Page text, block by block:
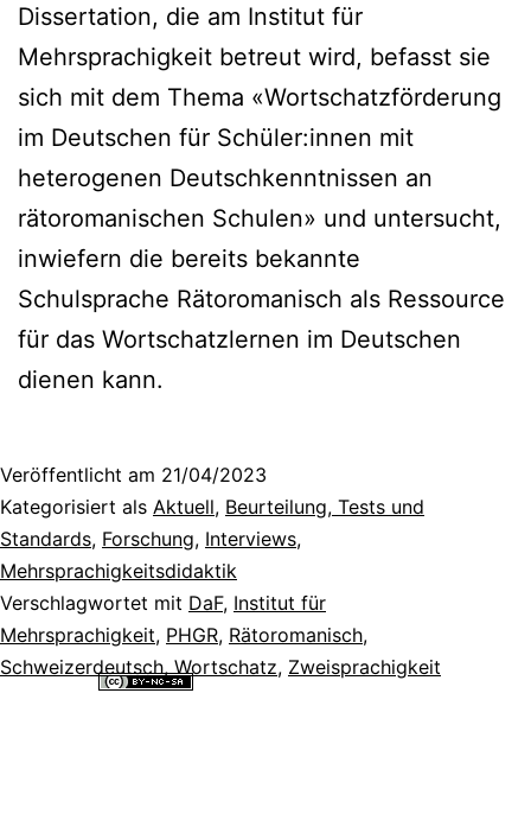
Dissertation, die am Institut für
Mehrsprachigkeit betreut wird, befasst sie
sich mit dem Thema «Wortschatzförderung
im Deutschen für Schüler:innen mit
heterogenen Deutschkenntnissen an
rätoromanischen Schulen» und untersucht,
inwiefern die bereits bekannte
Schulsprache Rätoromanisch als Ressource
für das Wortschatzlernen im Deutschen
dienen kann.
Veröffentlicht am 21/04/2023
Kategorisiert als Aktuell, Beurteilung, Tests und
Standards, Forschung, Interviews,
Mehrsprachigkeitsdidaktik
Verschlagwortet mit DaF, Institut für
Mehrsprachigkeit, PHGR, Rätoromanisch,
Schweizerdeutsch, Wortschatz, Zweisprachigkeit